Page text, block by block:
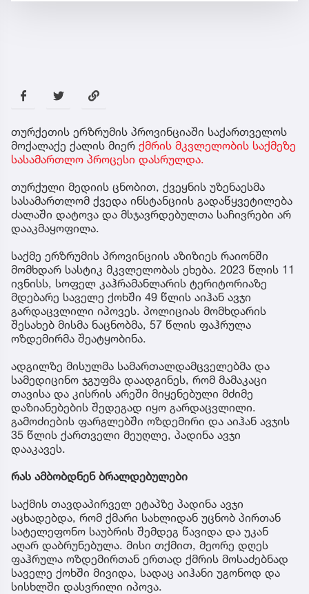
თურქეთის ერზრუმის პროვინციაში საქართველოს
მოქალაქე ქალის მიერ ქმრის მკვლელობის საქმეზე
სასამართლო პროცესი დასრულდა.
თურქული მედიის ცნობით, ქვეყნის უზენაესმა
სასამართლომ ქვედა ინსტანციის გადაწყვეტილება
ძალაში დატოვა და მსჯავრდებულთა საჩივრები არ
დააკმაყოფილა.
საქმე ერზრუმის პროვინციის აზიზიეს რაიონში
მომხდარ სასტიკ მკვლელობას ეხება. 2023 წლის 11
ივნისს, სოფელ კაჰრამანლარის ტერიტორიაზე
მდებარე საველე ქოხში 49 წლის აიჰან ავჯი
გარდაცვლილი იპოვეს. პოლიციას მომხდარის
შესახებ მისმა ნაცნობმა, 57 წლის ფაჰრულა
ოზდემირმა შეატყობინა.
ადგილზე მისულმა სამართალდამცველებმა და
სამედიცინო ჯგუფმა დაადგინეს, რომ მამაკაცი
თავისა და კისრის არეში მიყენებული მძიმე
დაზიანებების შედეგად იყო გარდაცვლილი.
გამოძიების ფარგლებში ოზდემირი და აიჰან ავჯის
35 წლის ქართველი მეუღლე, პადინა ავჯი
დააკავეს.
რას ამბობდნენ ბრალდებულები
საქმის თავდაპირველ ეტაპზე პადინა ავჯი
აცხადებდა, რომ ქმარი სახლიდან უცნობ პირთან
სატელეფონო საუბრის შემდეგ წავიდა და უკან
აღარ დაბრუნებულა. მისი თქმით, მეორე დღეს
ფაჰრულა ოზდემირთან ერთად ქმრის მოსაძებნად
საველე ქოხში მივიდა, სადაც აიჰანი უგონოდ და
სისხლში დასვრილი იპოვა.